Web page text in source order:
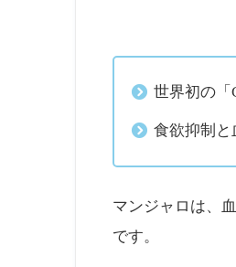
世界初の「
食欲抑制と
マンジャロは、
です。